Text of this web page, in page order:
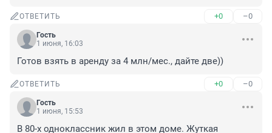
ОТВЕТИТЬ +0 –0
Гость
1 июня, 16:03
Готов взять в аренду за 4 млн/мес., дайте две))
ОТВЕТИТЬ +0 –0
Гость
1 июня, 15:53
В 80-х одноклассник жил в этом доме. Жуткая